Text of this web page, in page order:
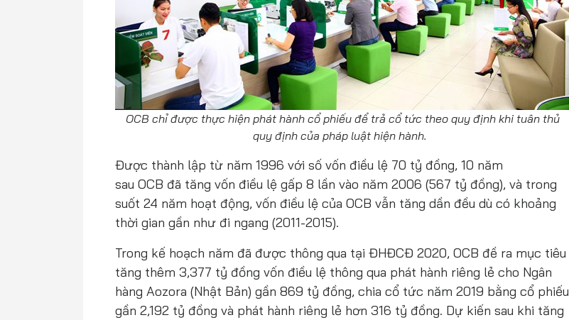
OCB chỉ được thực hiện phát hành cổ phiếu để trả cổ tức theo quy định khi tuân thủ
quy định của pháp luật hiện hành.
Được thành lập từ năm 1996 với số vốn điều lệ 70 tỷ đồng, 10 năm
sau OCB đã tăng vốn điều lệ gấp 8 lần vào năm 2006 (567 tỷ đồng), và trong
suốt 24 năm hoạt động, vốn điều lệ của OCB vẫn tăng dần đều dù có khoảng
thời gian gần như đi ngang (2011-2015).
Trong kế hoạch năm đã được thông qua tại ĐHĐCĐ 2020, OCB đề ra mục tiêu
tăng thêm 3,377 tỷ đồng vốn điều lệ thông qua phát hành riêng lẻ cho Ngân
hàng Aozora (Nhật Bản) gần 869 tỷ đồng, chia cổ tức năm 2019 bằng cổ phiếu
gần 2,192 tỷ đồng và phát hành riêng lẻ hơn 316 tỷ đồng. Dự kiến sau khi tăng